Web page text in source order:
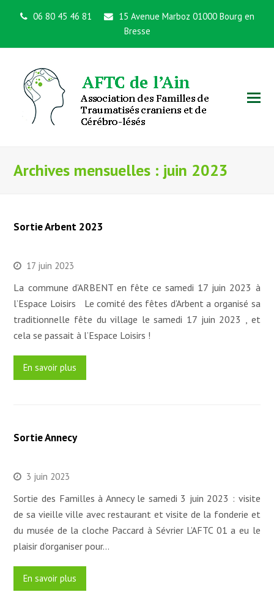
06 80 45 46 81
15 Avenue Marboz 01000 Bourg en
Bresse
Archives mensuelles : juin 2023
Sortie Arbent 2023
17 juin 2023
La commune d’ARBENT en fête ce samedi 17 juin 2023 à
l’Espace Loisirs Le comité des fêtes d’Arbent a organisé sa
traditionnelle fête du village le samedi 17 juin 2023 , et
cela se passait à l’Espace Loisirs !
En savoir plus
Sortie Annecy
3 juin 2023
Sortie des Familles à Annecy le samedi 3 juin 2023 : visite
de sa vieille ville avec restaurant et visite de la fonderie et
du musée de la cloche Paccard à Sévrier L’AFTC 01 a eu le
plaisir d’organiser pour…
En savoir plus